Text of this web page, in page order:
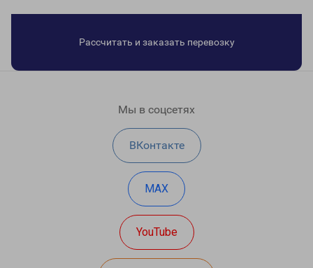
Рассчитать и заказать перевозку
Мы в соцсетях
ВКонтакте
MAX
YouTube